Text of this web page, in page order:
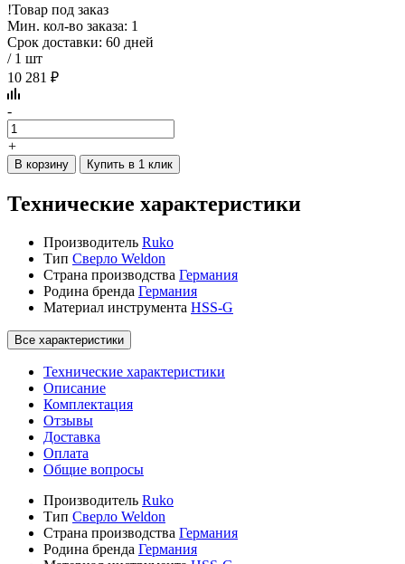
!Товар под заказ
Мин. кол-во заказа: 1
Срок доставки: 60 дней
/ 1 шт
10 281 ₽
-
+
В корзину Купить в 1 клик
Технические характеристики
Производитель Ruko
Тип Сверло Weldon
Страна производства Германия
Родина бренда Германия
Материал инструмента HSS-G
Все характеристики
Технические характеристики
Описание
Комплектация
Отзывы
Доставка
Оплата
Общие вопросы
Производитель Ruko
Тип Сверло Weldon
Страна производства Германия
Родина бренда Германия